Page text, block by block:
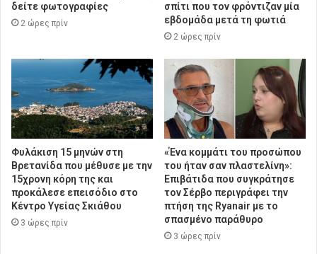
δείτε φωτογραφίες
2 ώρες πρίν
σπίτι που τον φρόντιζαν μία
εβδομάδα μετά τη φωτιά
2 ώρες πρίν
Φυλάκιση 15 μηνών στη
Βρετανίδα που μέθυσε με την
15χρονη κόρη της και
προκάλεσε επεισόδιο στο
Κέντρο Υγείας Σκιάθου
3 ώρες πρίν
«Ένα κομμάτι του προσώπου
του ήταν σαν πλαστελίνη»:
Επιβάτιδα που συγκράτησε
τον Σέρβο περιγράφει την
πτήση της Ryanair με το
σπασμένο παράθυρο
3 ώρες πρίν